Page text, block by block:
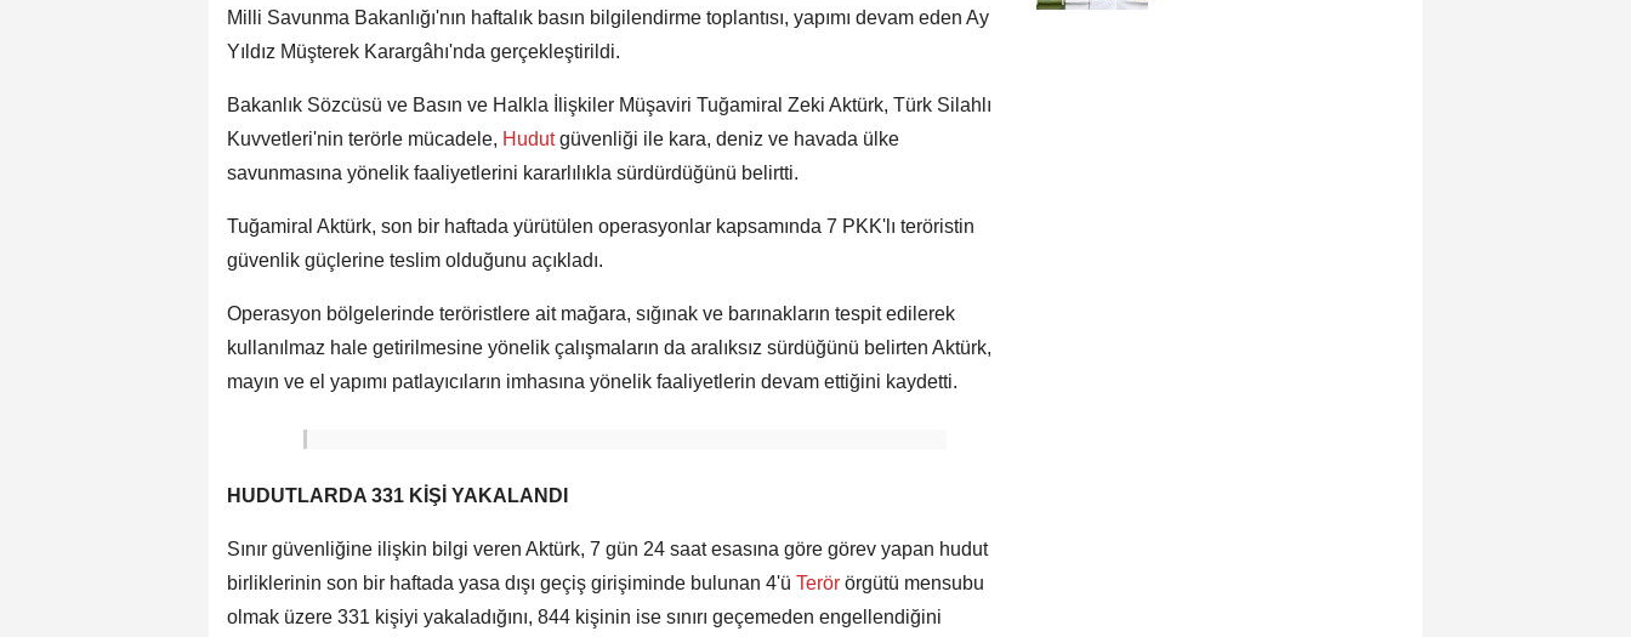
Milli Savunma Bakanlığı'nın haftalık basın bilgilendirme toplantısı, yapımı devam eden Ay
Yıldız Müşterek Karargâhı'nda gerçekleştirildi.
Bakanlık Sözcüsü ve Basın ve Halkla İlişkiler Müşaviri Tuğamiral Zeki Aktürk, Türk Silahlı
Kuvvetleri'nin terörle mücadele, Hudutgüvenliği ile kara, deniz ve havada ülke
savunmasına yönelik faaliyetlerini kararlılıkla sürdürdüğünü belirtti.
Tuğamiral Aktürk, son bir haftada yürütülen operasyonlar kapsamında 7 PKK'lı teröristin
güvenlik güçlerine teslim olduğunu açıkladı.
Operasyon bölgelerinde teröristlere ait mağara, sığınak ve barınakların tespit edilerek
kullanılmaz hale getirilmesine yönelik çalışmaların da aralıksız sürdüğünü belirten Aktürk,
mayın ve el yapımı patlayıcıların imhasına yönelik faaliyetlerin devam ettiğini kaydetti.
HUDUTLARDA 331 KİŞİ YAKALANDI
Sınır güvenliğine ilişkin bilgi veren Aktürk, 7 gün 24 saat esasına göre görev yapan hudut
birliklerinin son bir haftada yasa dışı geçiş girişiminde bulunan 4'ü Terör örgütü mensubu
olmak üzere 331 kişiyi yakaladığını, 844 kişinin ise sınırı geçemeden engellendiğini